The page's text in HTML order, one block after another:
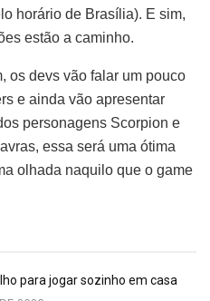
horário de Brasília). E sim,
estão a caminho.
os devs vão falar um pouco
e ainda vão apresentar
personagens Scorpion e
essa será uma ótima
olhada naquilo que o game
para jogar sozinho em casa